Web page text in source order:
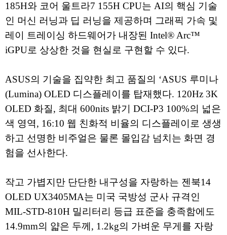
185H와 코어 울트라7 155H CPU는 AI의 핵심 기술
인 머신 러닝과 딥 러닝을 제공하며 그래픽 가속 및
레이 트레이싱 하드웨어가 내장된 Intel® Arc™
iGPU로 상상한 것을 현실로 구현할 수 있다.
ASUS의 기술을 집약한 최고 품질의 ‘ASUS 루미나
(Lumina) OLED 디스플레이를 탑재했다. 120Hz 3K
OLED 화질, 최대 600nits 밝기 DCI-P3 100%의 넓은
색 영역, 16:10 웹 친화적 비율의 디스플레이로 생생
하고 선명한 비주얼은 물론 몰입감 넘치는 화면 경
험을 선사한다.
작고 가볍지만 단단한 내구성을 자랑하는 젠북14
OLED UX3405MA는 미국 국방성 군사 규격인
MIL-STD-810H 밀리터리 등급 표준을 충족함에도
14.9mm의 얇은 두께, 1.2kg의 가벼운 무게를 자랑